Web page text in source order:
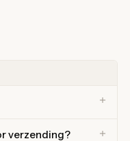
verzending?